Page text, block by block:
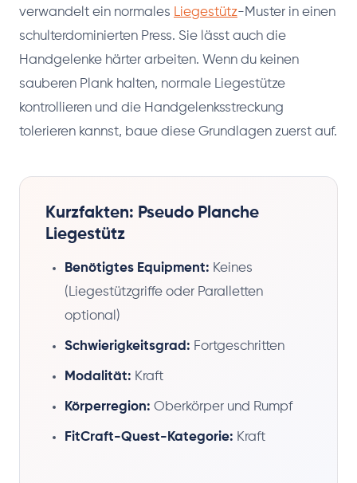
verwandelt ein normales Liegestütz-Muster in einen
schulterdominierten Press. Sie lässt auch die
Handgelenke härter arbeiten. Wenn du keinen
sauberen Plank halten, normale Liegestütze
kontrollieren und die Handgelenksstreckung
tolerieren kannst, baue diese Grundlagen zuerst auf.
Kurzfakten: Pseudo Planche
Liegestütz
Benötigtes Equipment: Keines
(Liegestützgriffe oder Paralletten
optional)
Schwierigkeitsgrad: Fortgeschritten
Modalität: Kraft
Körperregion: Oberkörper und Rumpf
FitCraft-Quest-Kategorie: Kraft